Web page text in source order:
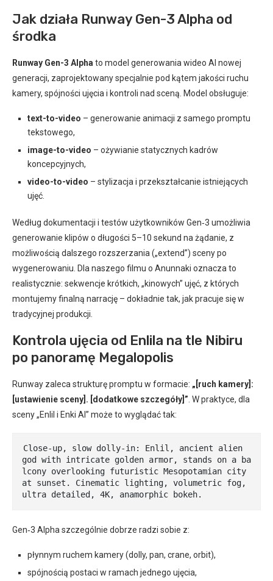
Jak działa Runway Gen-3 Alpha od
środka
Runway Gen-3 Alpha to model generowania wideo AI nowej
generacji, zaprojektowany specjalnie pod kątem jakości ruchu
kamery, spójności ujęcia i kontroli nad sceną. Model obsługuje:
text-to-video – generowanie animacji z samego promptu
tekstowego,
image-to-video – ożywianie statycznych kadrów
koncepcyjnych,
video-to-video – stylizacja i przekształcanie istniejących
ujęć.
Według dokumentacji i testów użytkowników Gen‑3 umożliwia
generowanie klipów o długości 5–10 sekund na żądanie, z
możliwością dalszego rozszerzania („extend”) sceny po
wygenerowaniu. Dla naszego filmu o Anunnaki oznacza to
realistycznie: sekwencje krótkich, „kinowych” ujęć, z których
montujemy finalną narrację – dokładnie tak, jak pracuje się w
tradycyjnej produkcji.
Kontrola ujęcia od Enlila na tle Nibiru
po panoramę Megalopolis
Runway zaleca strukturę promptu w formacie: „[ruch kamery]:
[ustawienie sceny]. [dodatkowe szczegóły]” . W praktyce, dla
sceny „Enlil i Enki AI” może to wyglądać tak:
Close-up, slow dolly-in: Enlil, ancient alien
god with intricate golden armor, stands on a ba
lcony overlooking futuristic Mesopotamian city
at sunset. Cinematic lighting, volumetric fog,
ultra detailed, 4K, anamorphic bokeh.
Gen‑3 Alpha szczególnie dobrze radzi sobie z:
płynnym ruchem kamery (dolly, pan, crane, orbit),
spójnością postaci w ramach jednego ujęcia,